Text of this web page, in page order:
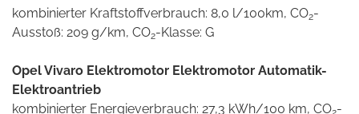
kombinierter Kraftstoffverbrauch: 8,0 l/100km, CO2-
Ausstoß: 209 g/km, CO2-Klasse: G
Opel Vivaro Elektromotor Elektromotor Automatik-
Elektroantrieb
kombinierter Energieverbrauch: 27,3 kWh/100 km, CO -